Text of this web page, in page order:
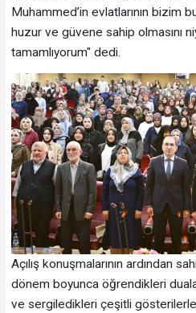
Muhammed’in evlatlarının bizim
huzur ve güvene sahip olmasını
tamamlıyorum" dedi.
Açılış konuşmalarının ardından
dönem boyunca öğrendikleri
ve sergiledikleri çeşitli